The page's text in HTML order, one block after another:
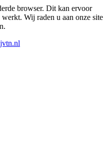
browser. Dit kan ervoor
Wij raden u aan onze site